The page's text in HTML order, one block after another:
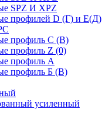
SPZ И XPZ
профилей D (Г) и Е(Д)
профиль C (В)
профиль Z (0)
профиль А
профиль Б (B)
усиленный